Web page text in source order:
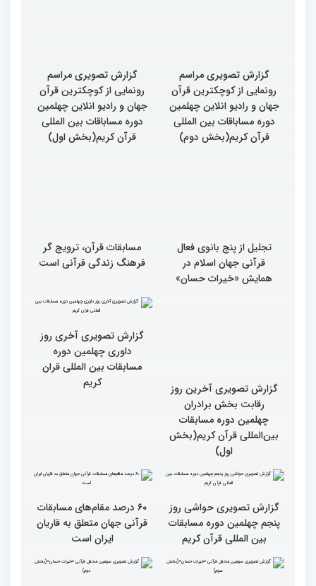
گزارش تصویری مراسم
رونمایی از کوچکترین قرآن
جهان و رادیو انلاین چهلمین
دوره مساباقات بین المللی
قرآن کریم(بخش دوم)
گزارش تصویری مراسم
رونمایی از کوچکترین قرآن
جهان و رادیو انلاین چهلمین
دوره مساباقات بین المللی
قرآن کریم(بخش اول)
تجلیل از پنج بانوی فعال
قرآنی جهان اسلام در
همایش «خیرات حسان»
مسابقات قرآن، ترویج گر
فرهنگ زندگی قرآنی است
گزارش تصویری آخرین روز
رقابت بخش برادران
چهلمین دوره مسابقات
بین‌المللی قرآن کریم(بخش
اول)
گزارش تصویری آخری روز
گزارش تصویری حواشی روز
پنجم چهلمین دوره مسابقات
۶۰ درصد مقام‌های مسابقات
قرآنی جهان متعلق به قاریان